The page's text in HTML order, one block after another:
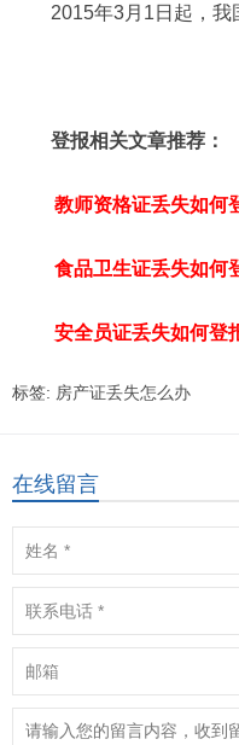
2015年3月1日起，我
登报相关文章推荐：
教师资格证丢失如何
食品卫生证丢失如何
安全员证丢失如何登
标签: 房产证丢失怎么办
在线留言